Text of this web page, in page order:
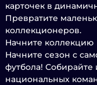
карточек в
Превратите
коллекционеров.
Начните коллекцию
Начните сезон с
футбола! Собирайте
национальных